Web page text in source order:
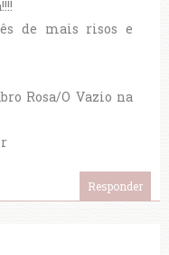
de mais risos e
Rosa/O Vazio na
Responder